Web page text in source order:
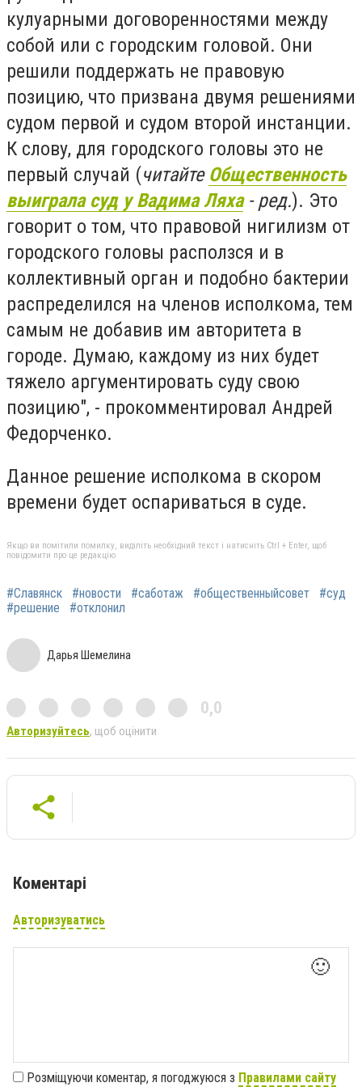
кулуарными договоренностями между
собой или с городским головой. Они
решили поддержать не правовую
позицию, что призвана двумя решениями
судом первой и судом второй инстанции.
К слову, для городского головы это не
первый случай (читайте Общественность
выиграла суд у Вадима Ляха- ред.). Это
говорит о том, что правовой нигилизм от
городского головы расползся и в
коллективный орган и подобно бактерии
распределился на членов исполкома, тем
самым не добавив им авторитета в
городе. Думаю, каждому из них будет
тяжело аргументировать суду свою
позицию", - прокомментировал Андрей
Федорченко.
Данное решение исполкома в скором
времени будет оспариваться в суде.
Якщо ви помітили помилку, виділіть необхідний текст і натисніть Ctrl + Enter, щоб
повідомити про це редакцію
#Славянск #новости #саботаж #общественныйсовет
#суд
#решение
#отклонил
Дарья Шемелина
0,0
Авторизуйтесь, щоб оцінити
Коментарі
Авторизуватись
🙂
Розміщуючи коментар, я погоджуюся з Правилами сайту